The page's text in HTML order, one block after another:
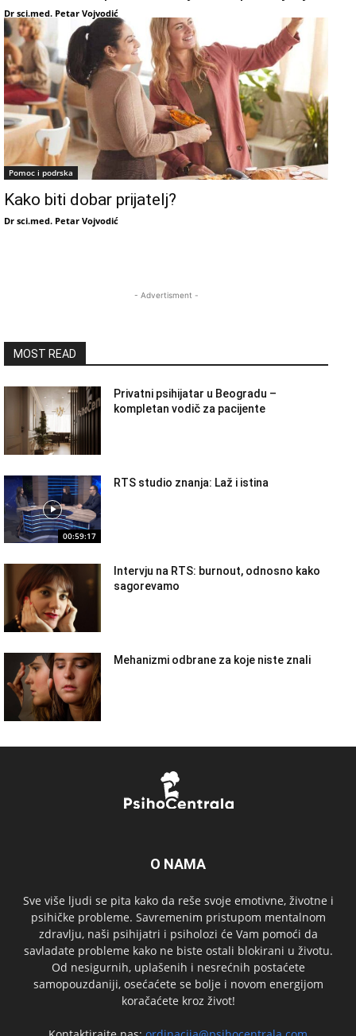
Dr sci.med. Petar Vojvodić
Pomoc i podrska
Kako biti dobar prijatelj?
Dr sci.med. Petar Vojvodić
- Advertisment -
MOST READ
Privatni psihijatar u Beogradu –
kompletan vodič za pacijente
00:59:17
RTS studio znanja: Laž i istina
Intervju na RTS: burnout, odnosno kako
sagorevamo
Mehanizmi odbrane za koje niste znali
O NAMA
Sve više ljudi se pita kako da reše svoje emotivne, životne i
psihičke probleme. Savremenim pristupom mentalnom
zdravlju, naši psihijatri i psiholozi će Vam pomoći da
savladate probleme kako ne biste ostali blokirani u životu.
Od nesigurnih, uplašenih i nesrećnih postaćete
samopouzdaniji, osećaćete se bolje i novom energijom
koračaćete kroz život!